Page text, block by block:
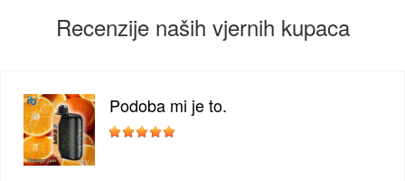
Recenzije naših vjernih kupaca
Podoba mi je to.